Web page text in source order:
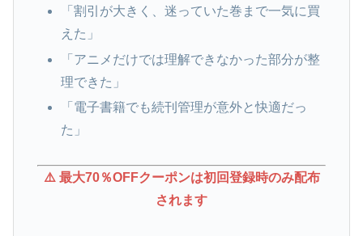
「割引が大きく、迷っていた巻まで一気に買
えた」
「アニメだけでは理解できなかった部分が整
理できた」
「電子書籍でも続刊管理が意外と快適だっ
た」
⚠️ 最大70％OFFクーポンは初回登録時のみ配布
されます